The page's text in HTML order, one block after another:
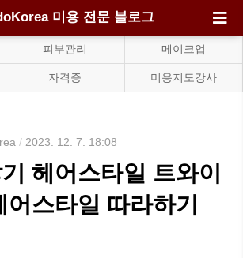
미용 전문 블로그
피부관리 메이크업
자격증 미용지도강사
/ 2023. 12. 7. 18:08
헤어스타일 트와이
스타일 따라하기